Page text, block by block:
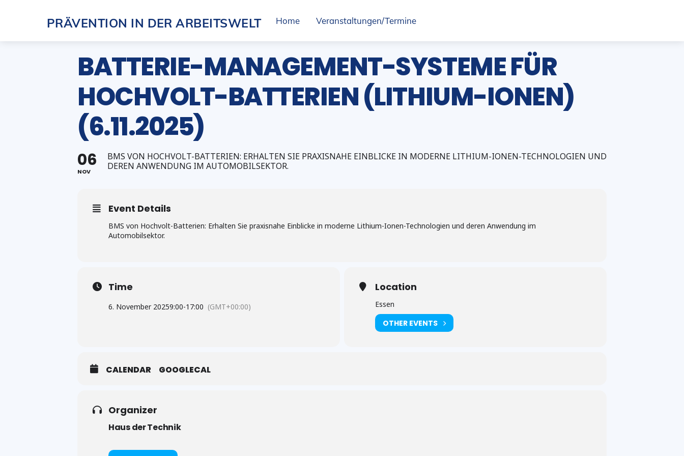
PRÄVENTION IN DER ARBEITSWELT Home Veranstaltungen/Termine
BATTERIE-MANAGEMENT-SYSTEME FÜR
HOCHVOLT-BATTERIEN (LITHIUM-IONEN)
(6.11.2025)
06
NOV
BMS VON HOCHVOLT-BATTERIEN: ERHALTEN SIE PRAXISNAHE EINBLICKE IN MODERNE LITHIUM-IONEN-TECHNOLOGIEN UND
DEREN ANWENDUNG IM AUTOMOBILSEKTOR.
Event Details
BMS von Hochvolt-Batterien: Erhalten Sie praxisnahe Einblicke in moderne Lithium-Ionen-Technologien und deren Anwendung im
Automobilsektor.
Time
6. November 20259:00-17:00 (GMT+00:00)
Location
Essen
OTHER EVENTS
CALENDAR GOOGLECAL
Organizer
Haus der Technik